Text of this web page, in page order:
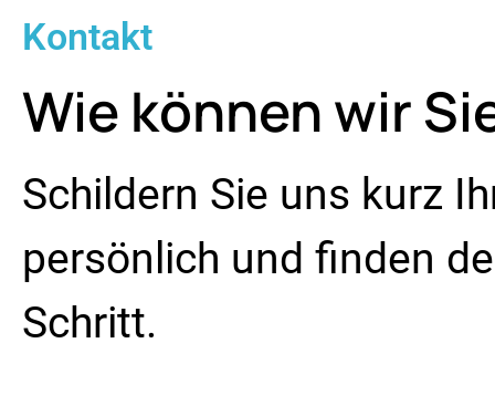
Kontakt
Wie können wir
Schildern Sie uns kurz
persönlich und finden
Schritt.